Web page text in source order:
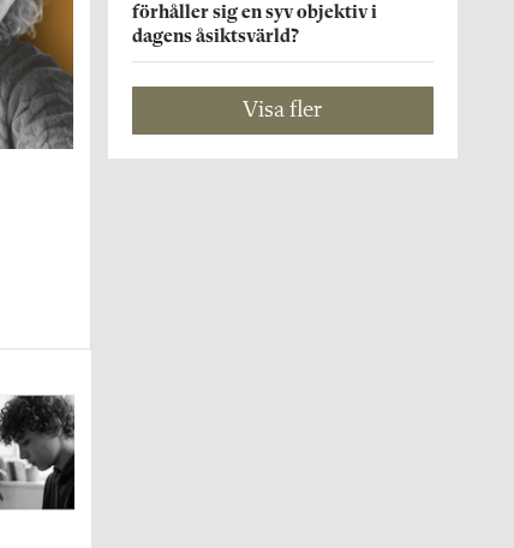
förhåller sig en syv objektiv i
dagens åsiktsvärld?
Visa fler